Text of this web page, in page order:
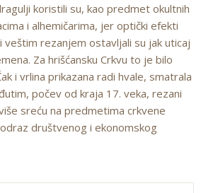
koristili su, kao predmet okultnih
i alhemičarima, jer optički efekti
veštim rezanjem ostavljali su jak uticaj
Za hrišćansku Crkvu to je bilo
i vrlina prikazana radi hvale, smatrala
počev od kraja 17. veka, rezani
sreću na predmetima crkvene
društvenog i ekonomskog